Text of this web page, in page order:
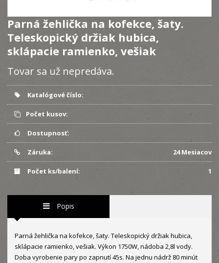
Parná žehlička na kofekce, šaty.
Teleskopický držiak hubica,
sklápacie ramienko, vešiak
Tovar sa už nepredáva.
Katalógové číslo:
Počet kusov:
Dostupnosť:
Záruka: 24 Mesiacov
Počet ks/balení: 1
Popis
Parná žehlička na kofekce, šaty. Teleskopický držiak hubica,
sklápacie ramienko, vešiak. Výkon 1750W, nádoba 2,8l vody.
Doba vyrobenie pary po zapnutí 45s. Na jednu nádrž 80 minút